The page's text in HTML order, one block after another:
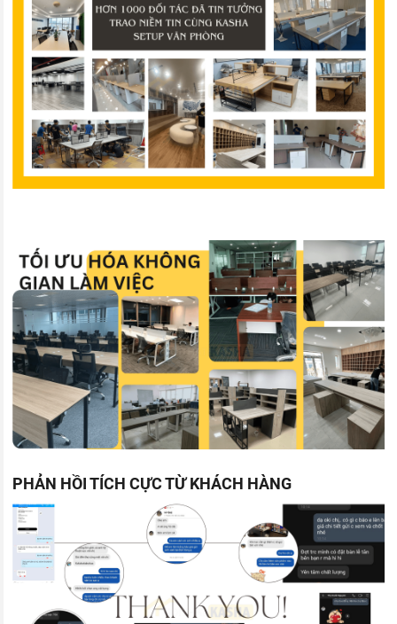
PHẢN HỒI TÍCH CỰC TỪ KHÁCH HÀNG